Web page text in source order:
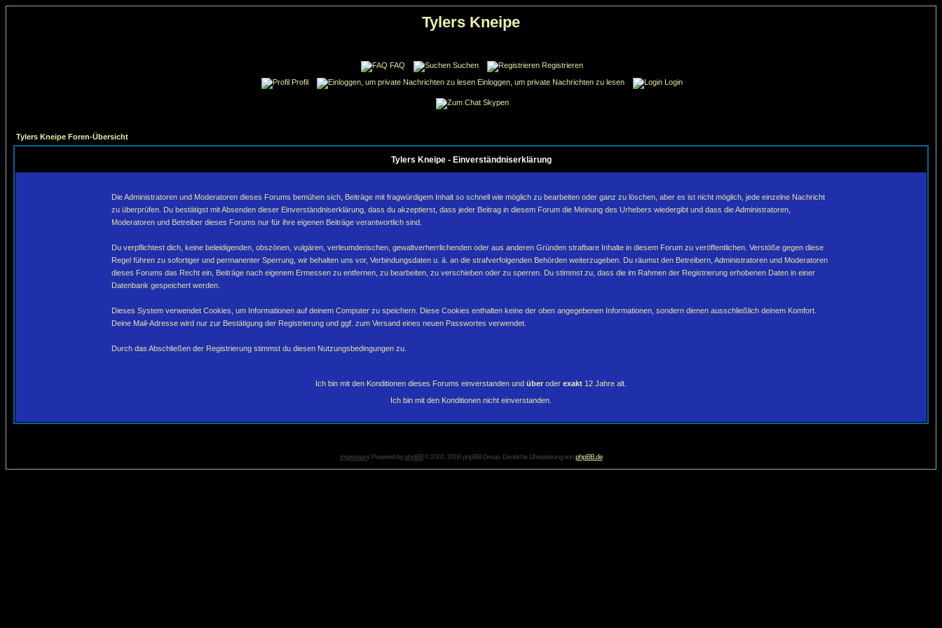
Tylers Kneipe
FAQ Suchen
Registrieren
Profil
Einloggen, um private Nachrichten zu lesen Login
Skypen
Tylers Kneipe Foren-Übersicht
Tylers Kneipe - Einverständniserklärung
Die Administratoren und Moderatoren dieses Forums bemühen sich, Beiträge mit fragwürdigem Inhalt so schnell wie möglich zu bearbeiten oder ganz zu löschen, aber es ist nicht möglich, jede einzelne Nachricht
zu überprüfen. Du bestätigst mit Absenden dieser Einverständniserklärung, dass du akzeptierst, dass jeder Beitrag in diesem Forum die Meinung des Urhebers wiedergibt und dass die Administratoren,
Moderatoren und Betreiber dieses Forums nur für ihre eigenen Beiträge verantwortlich sind.
Du verpflichtest dich, keine beleidigenden, obszönen, vulgären, verleumderischen, gewaltverherrlichenden oder aus anderen Gründen strafbare Inhalte in diesem Forum zu veröffentlichen. Verstöße gegen diese
Regel führen zu sofortiger und permanenter Sperrung, wir behalten uns vor, Verbindungsdaten u. ä. an die strafverfolgenden Behörden weiterzugeben. Du räumst den Betreibern, Administratoren und Moderatoren
dieses Forums das Recht ein, Beiträge nach eigenem Ermessen zu entfernen, zu bearbeiten, zu verschieben oder zu sperren. Du stimmst zu, dass die im Rahmen der Registrierung erhobenen Daten in einer
Datenbank gespeichert werden.
Dieses System verwendet Cookies, um Informationen auf deinem Computer zu speichern. Diese Cookies enthalten keine der oben angegebenen Informationen, sondern dienen ausschließlich deinem Komfort.
Deine Mail-Adresse wird nur zur Bestätigung der Registrierung und ggf. zum Versand eines neuen Passwortes verwendet.
Durch das Abschließen der Registrierung stimmst du diesen Nutzungsbedingungen zu.
Ich bin mit den Konditionen dieses Forums einverstanden und über oder exakt 12 Jahre alt.
Ich bin mit den Konditionen nicht einverstanden.
Impressum. Powered byphpBB© 2001, 2006 phpBB Group. Deutsche Übersetzung vonphpBB.de